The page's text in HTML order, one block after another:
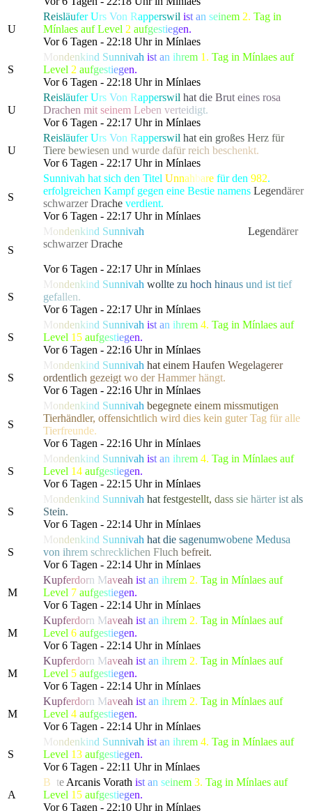
U
ReisläuferUrs Von Rapperswil ist an seinem 2. Tag in
Mínlaes auf Level 2 aufgestiegen.
Vor 6 Tagen - 22:18 Uhr in Mínlaes
S
ondenkind Sunnivah ist an ihrem 1. Tag in Mínlaes auf
Level 2 aufgestiegen.
Vor 6 Tagen - 22:18 Uhr in Mínlaes
U
ReisläuferUrs Von Rapperswil hat die Brut eines rosa
Drachen mit seinem Leben verteidigt.
Vor 6 Tagen - 22:17 Uhr in Mínlaes
U
ReisläuferUrs Von Rapperswil hat ein großes Herz für
Tiere bewiesen und wurde dafür reich beschenkt.
Vor 6 Tagen - 22:17 Uhr in Mínlaes
S
Sunnivah hat sich den Titel Unnahbare für den 982.
erfolgreichen Kampf gegen eine Bestie namens Legendärer
schwarzer Drache verdient.
Vor 6 Tagen - 22:17 Uhr in Mínlaes
S
ondenkind Sunnivah Legendärer
schwarzer Drache
Vor 6 Tagen - 22:17 Uhr in Mínlaes
S
ondenkind Sunnivah wollte zu hoch hinaus und ist tief
gefallen.
Vor 6 Tagen - 22:17 Uhr in Mínlaes
S
ondenkind Sunnivah ist an ihrem 4. Tag in Mínlaes auf
Level 15 aufgestiegen.
Vor 6 Tagen - 22:16 Uhr in Mínlaes
S
ondenkind Sunnivah hat einem Haufen Wegelagerer
ordentlich gezeigt wo der Hammer hängt.
Vor 6 Tagen - 22:16 Uhr in Mínlaes
S
ondenkind Sunnivah begegnete einem missmutigen
Tierhändler, offensichtlich wird dies kein guter Tag für alle
Tierfreunde.
Vor 6 Tagen - 22:16 Uhr in Mínlaes
S
ondenkind Sunnivah ist an ihrem 4. Tag in Mínlaes auf
Level 14 aufgestiegen.
Vor 6 Tagen - 22:15 Uhr in Mínlaes
S
ondenkind Sunnivah hat festgestellt, dass sie härter ist als
Stein.
Vor 6 Tagen - 22:14 Uhr in Mínlaes
S
ondenkind Sunnivah hat die sagenumwobene Medusa
von ihrem schrecklichen Fluch befreit.
Vor 6 Tagen - 22:14 Uhr in Mínlaes
M
Kupferdorn Maveah ist an ihrem 2. Tag in Mínlaes auf
Level 7 aufgestiegen.
Vor 6 Tagen - 22:14 Uhr in Mínlaes
M
Kupferdorn Maveah ist an ihrem 2. Tag in Mínlaes auf
Level 6 aufgestiegen.
Vor 6 Tagen - 22:14 Uhr in Mínlaes
M
Kupferdorn Maveah ist an ihrem 2. Tag in Mínlaes auf
Level 5 aufgestiegen.
Vor 6 Tagen - 22:14 Uhr in Mínlaes
M
Kupferdorn Maveah ist an ihrem 2. Tag in Mínlaes auf
Level 4 aufgestiegen.
Vor 6 Tagen - 22:14 Uhr in Mínlaes
S
ondenkind Sunnivah ist an ihrem 4. Tag in Mínlaes auf
Level 13 aufgestiegen.
Vor 6 Tagen - 22:11 Uhr in Mínlaes
A
B te Arcanis Vorath ist an seinem 3. Tag in Mínlaes auf
Level 15 aufgestiegen.
Vor 6 Tagen - 22:10 Uhr in Mínlaes